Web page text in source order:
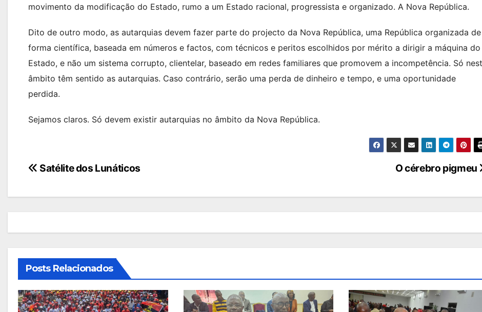
movimento da modificação do Estado, rumo a um Estado racional, progressista e organizado. A Nova República.
Dito de outro modo, as autarquias devem fazer parte do projecto da Nova República, uma República organizada de
forma científica, baseada em números e factos, com técnicos e peritos escolhidos por mérito a dirigir a máquina do
Estado, e não um sistema corrupto, clientelar, baseado em redes familiares que promovem a incompetência. Só
âmbito têm sentido as autarquias. Caso contrário, serão uma perda de dinheiro e tempo, e uma oportunidade
perdida.
Sejamos claros. Só devem existir autarquias no âmbito da Nova República.
Navegação
O cérebro pigmeu
Satélite dos Lunáticos
Posts Relacionados